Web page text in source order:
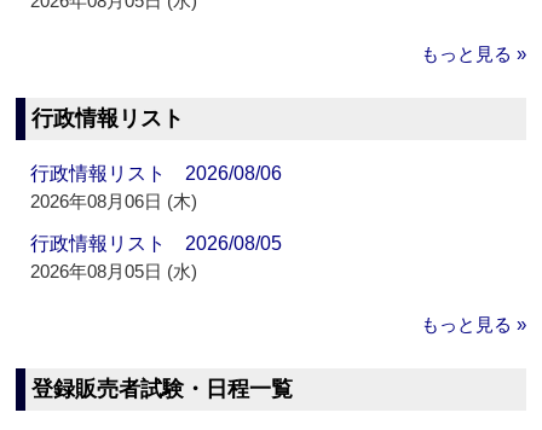
もっと見る »
行政情報リスト
行政情報リスト 2026/08/06
2026年08月06日 (木)
行政情報リスト 2026/08/05
2026年08月05日 (水)
もっと見る »
登録販売者試験・日程一覧